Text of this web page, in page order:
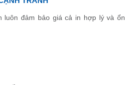
luôn đảm bảo giá cả in hợp lý và ổn